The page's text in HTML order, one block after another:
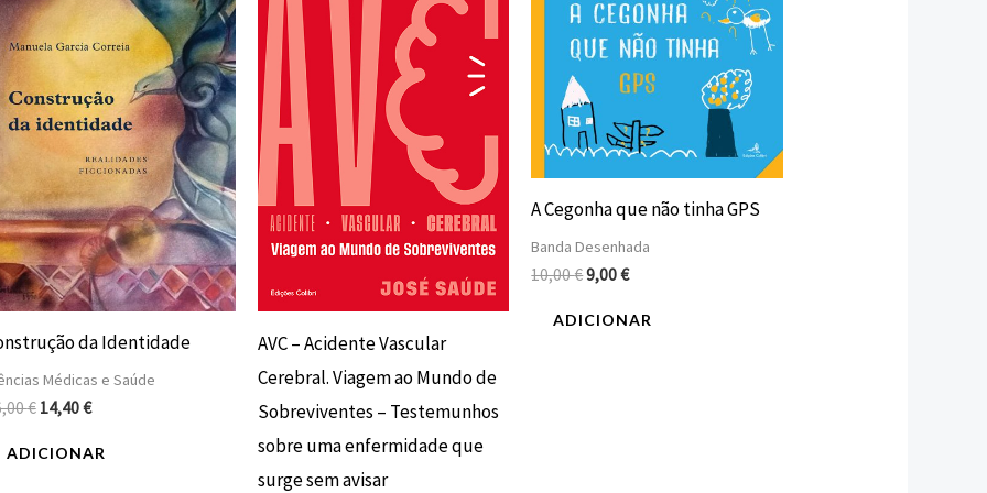
da Identidade
Médicas e Saúde
€
era:
16,00 €.
14,40€
é:
14,40 €.
ADICIONAR
AVC – Acidente Vascular
Cerebral. Viagem ao Mundo de
Sobreviventes – Testemunhos
sobre uma enfermidade que
surge sem avisar
era:
20,00 €. 18,00 €.
A Cegonha que não tinha GPS
Banda Desenhada
10,00€
era:
10,00 €.
9,00€
é:
9,00 €.
ADICIONAR